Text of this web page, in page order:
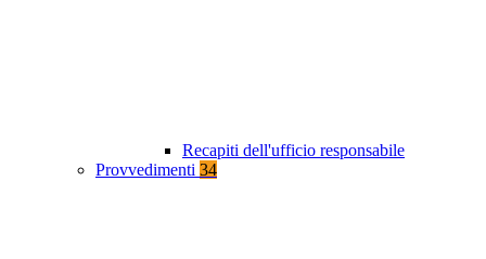
Recapiti dell'ufficio responsabile
Provvedimenti 34